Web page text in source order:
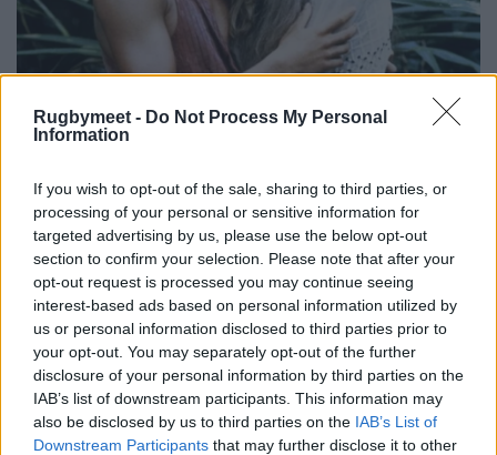
Rugbymeet - Do Not Process My Personal
Information
If you wish to opt-out of the sale, sharing to third parties, or
processing of your personal or sensitive information for
targeted advertising by us, please use the below opt-out
section to confirm your selection. Please note that after your
opt-out request is processed you may continue seeing
interest-based ads based on personal information utilized by
us or personal information disclosed to third parties prior to
your opt-out. You may separately opt-out of the further
disclosure of your personal information by third parties on the
IAB’s list of downstream participants. This information may
also be disclosed by us to third parties on the IAB’s List of
Downstream Participants that may further disclose it to other